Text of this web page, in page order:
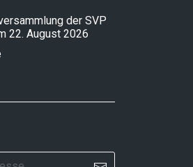
der SVP
22. August 2026